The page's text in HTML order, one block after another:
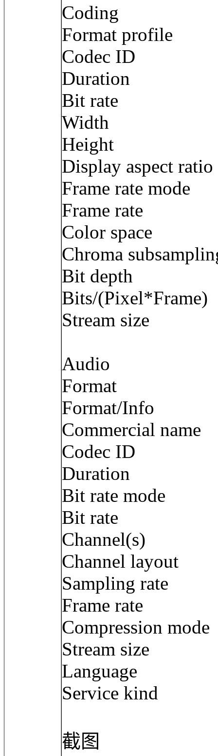
Coding
Format profile
Codec ID :
Duration :
Bit rate : 3
Width : 3
Height : 2
Display aspect
Frame rate
Frame rate :
Color
Chroma
Bit depth :
Bits/
Stream size :
Audio
Format :
Format/Info :
Commercial
Codec ID :
Duration :
Bit rate mode
Bit rate :
Channel(s) :
Channel
Sampling
Frame rate :
Compression
Stream size :
Language :
Service kind :
截图